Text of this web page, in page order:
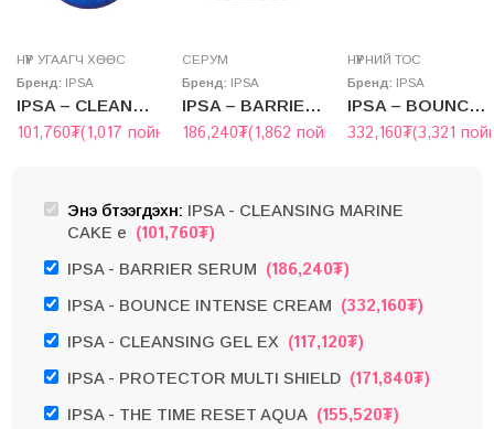
НҮҮР УГААГЧ ХӨӨС
Бренд: IPSA
IPSA – CLEANSING MARINE CAKE e
101,760₮(1,017 пойнт)
СЕРУМ
Бренд: IPSA
IPSA – BARRIER SERUM
186,240₮(1,862 пойнт)
НҮҮРНИЙ ТОС
Бренд: IPSA
IPSA – BOUNCE INTENSE CREAM
332,160₮(3,321
Энэ бүтээгдэхүүн: IPSA - CLEANSING MARINE
CAKE e (101,760₮)
IPSA - BARRIER SERUM (186,240₮)
IPSA - BOUNCE INTENSE CREAM (332,160₮)
IPSA - CLEANSING GEL EX (117,120₮)
IPSA - PROTECTOR MULTI SHIELD (171,840₮)
IPSA - THE TIME RESET AQUA (155,520₮)